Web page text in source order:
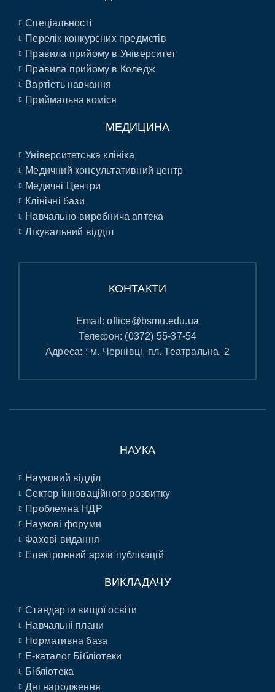
Спеціальності
Перелік конкурсних предметів
Правила прийому в Університет
Правила прийому в Коледж
Вартість навчання
Приймальна коміся
МЕДИЦИНА
Університетська клініка
Медичний консультативний центр
Медичні Центри
Клінічні бази
Навчально-виробнича аптека
Лікувальний відділ
КОНТАКТИ
Email:office@bsmu.edu.ua
Телефон: (0372) 55-37-54
Адреса: : м. Чернівці, пл. Театральна, 2
НАУКА
Науковий відділ
Сектор інноваційного розвитку
Проблемна НДР
Наукові форуми
Фахові видання
Електронний архів публікацій
ВИКЛАДАЧУ
Стандарти вищої освіти
Навчальні плани
Нормативна база
E-каталог Бібліотеки
Бібліотека
Дні народження